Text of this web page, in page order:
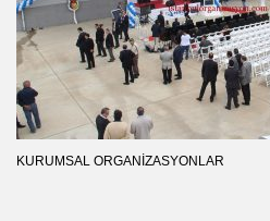
KURUMSAL ORGANIZASYONLAR